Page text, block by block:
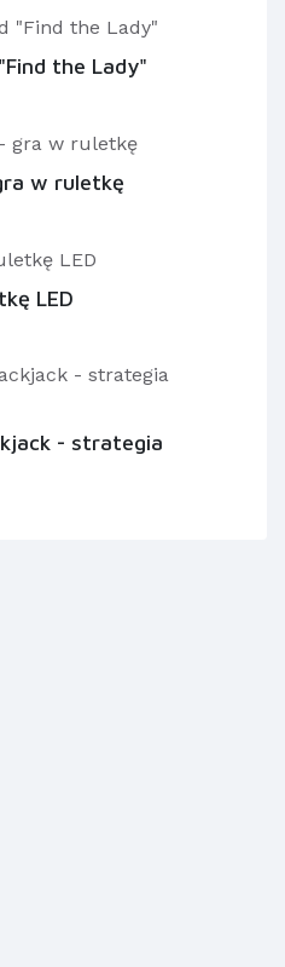
the Lady"
w ruletkę
LED
- strategia